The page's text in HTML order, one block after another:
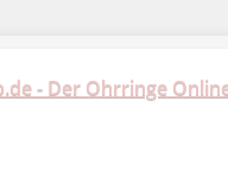
- Der Ohrringe